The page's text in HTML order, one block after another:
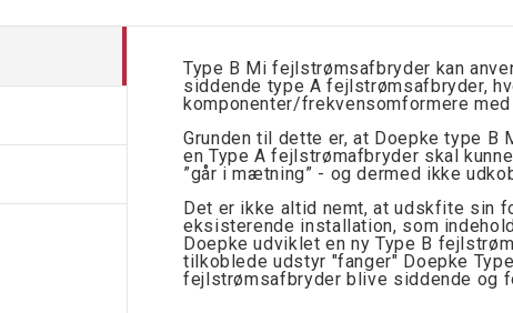
Type B Mi fejlstrømsafbryder kan
siddende type A fejlstrømsafbryder,
komponenter/frekvensomformere med
Grunden til dette er, at Doepke type
en Type A fejlstrømafbryder skal
”går i mætning” - og dermed ikke
Det er ikke altid nemt, at udskfite sin
eksisterende installation, som
Doepke udviklet en ny Type B
tilkoblede udstyr "fanger" Doepke
fejlstrømsafbryder blive siddende og